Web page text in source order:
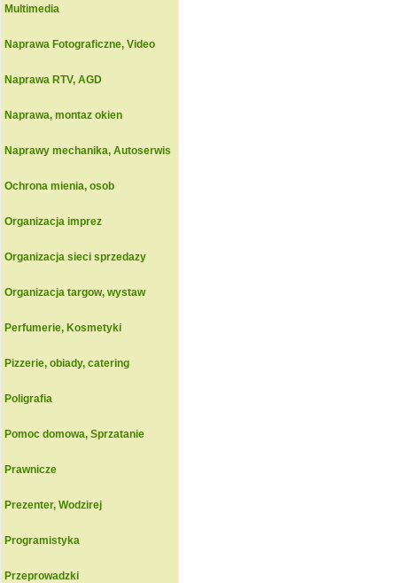
Multimedia
Naprawa Fotograficzne, Video
Naprawa RTV, AGD
Naprawa, montaz okien
Naprawy mechanika, Autoserwis
Ochrona mienia, osob
Organizacja imprez
Organizacja sieci sprzedazy
Organizacja targow, wystaw
Perfumerie, Kosmetyki
Pizzerie, obiady, catering
Poligrafia
Pomoc domowa, Sprzatanie
Prawnicze
Prezenter, Wodzirej
Programistyka
Przeprowadzki